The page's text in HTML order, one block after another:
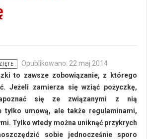
Opublikowano: 22 maj 2014
to zawsze zobowiązanie, z którego
Jeżeli zamierza się wziąć pożyczkę,
się ze związanymi z nią
tylko umową, ale także regulaminami,
Tylko wtedy można uniknąć przykrych
sobie jednocześnie sporo